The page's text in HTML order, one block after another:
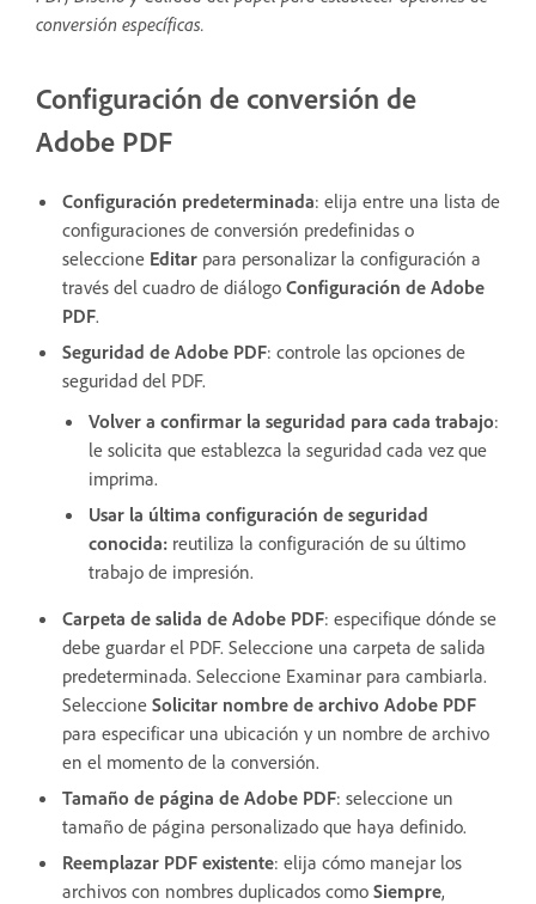
conversión específicas.
Configuración de conversión de
Adobe PDF
Configuración predeterminada: elija entre una lista de
configuraciones de conversión predefinidas o
seleccione Editar para personalizar la configuración a
través del cuadro de diálogo Configuración de Adobe
PDF.
Seguridad de Adobe PDF: controle las opciones de
seguridad del PDF.
Volver a confirmar la seguridad para cada trabajo:
le solicita que establezca la seguridad cada vez que
imprima.
Usar la última configuración de seguridad
conocida: reutiliza la configuración de su último
trabajo de impresión.
Carpeta de salida de Adobe PDF: especifique dónde se
debe guardar el PDF. Seleccione una carpeta de salida
predeterminada. Seleccione Examinar para cambiarla.
Seleccione Solicitar nombre de archivo Adobe PDF
para especificar una ubicación y un nombre de archivo
en el momento de la conversión.
Tamaño de página de Adobe PDF: seleccione un
tamaño de página personalizado que haya definido.
Reemplazar PDF existente: elija cómo manejar los
archivos con nombres duplicados como Siempre,